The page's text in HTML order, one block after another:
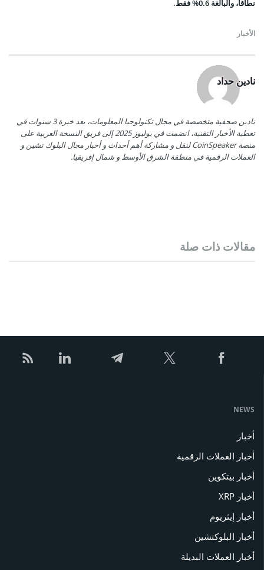
نطاقاً، والبالغة 0.6% فقط.
الأخبار
نادين حداد
نادين صحفية متخصصة في مجال تكنولوجيا المعلومات، بعد خبرة 3 سنوات في
تغطية الأخبار التقنية، انضمت في يوليوز 2025 إلى فريق النسخة العربية على
منصة CoinSpeaker لنقل و مشاركة أهم أحداث و أخبار مجال البلوك تشين و
العملات الرقمية في منطقة الشرق الأوسط و شمال إفريقيا.
مقالات ذات صلة
NEWS
أخبار
أخبار العملات الرقمية
أخبار بيتكوين
أخبار XRP
أخبار إيثريوم
أخبار البلوكتشين
أخبار العملات البديلة